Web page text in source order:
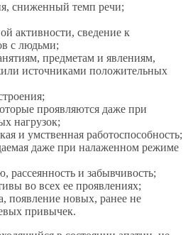
сниженный темп речи;
активности, сведение к
с людьми;
предметам и явлениям,
источниками положительных
проявляются даже при
нагрузок;
и умственная работоспособность;
даже при налаженном режиме
рассеянность и забывчивость;
во всех ее проявлениях;
появление новых, ранее не
привычек.